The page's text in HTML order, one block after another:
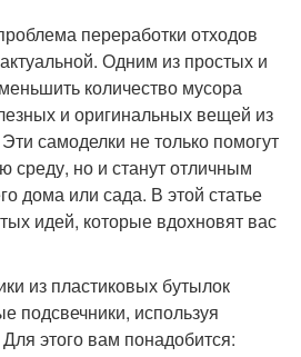
переработки отходов
Одним из простых и
количество мусора
и оригинальных вещей из
самоделки не только помогут
среду, но и станут отличным
дома или сада. В этой статье
идей, которые вдохновят вас
из пластиковых бутылок
подсвечники, используя
этого вам понадобится: